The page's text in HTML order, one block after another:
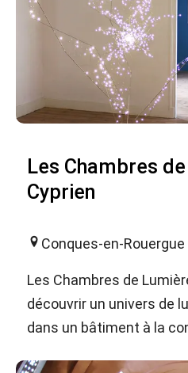
Les Chambres
Cyprien
Conques-en-Rouergue
Les Chambres de
découvrir un univers de
dans un bâtiment à la